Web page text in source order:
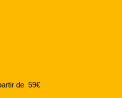
de 59€